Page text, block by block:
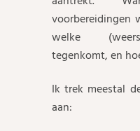
voorbereidingen
welke
tegenkomt, en
Ik trek meestal
aan: